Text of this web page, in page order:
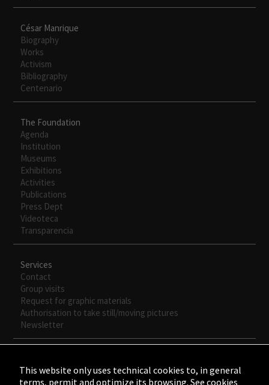
César Manrique
Biography
Works
Activism
Bibliography
Centenario
The Foundation
Agenda
Institution
Museums
Exhibitions
Activities
Publications
Press Dept
Videoteca
Transparencia
Services
Contact
Group visits
Request for graphic materials
Authorisation to take still/moving pictures
Newsletter
This website only uses technical cookies to, in general
terms, permit and optimize its browsing. See cookies